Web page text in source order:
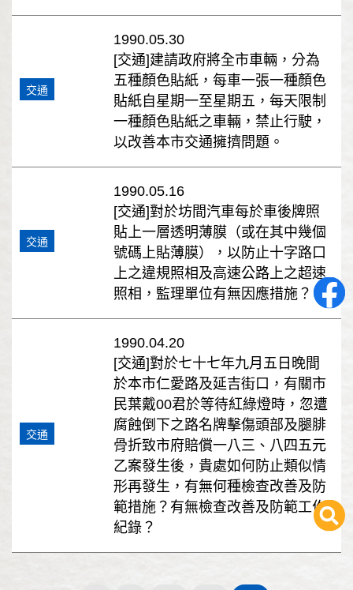
交通
1990.05.30
[交通]建請政府將全市車輛，分為
五種顏色貼紙，每車一張一種顏色
貼紙自星期一至星期五，每天限制
一種顏色貼紙之車輛，禁止行駛，
以改善本市交通擁擠問題。
交通
1990.05.16
[交通]對於坊間汽車每於車後牌照
貼上一層透明薄膜（或在其中幾個
號碼上貼薄膜），以防止十字路口
上之違規照相及高速公路上之超速
照相，監理單位有無因應措施？
交通
1990.04.20
[交通]對於七十七年九月五日晚間
於本市仁愛路及延吉街口，有關市
民葉戴00君於等待紅綠燈時，忽遭
腐蝕倒下之路名牌擊傷頭部及腿腓
骨折致市府賠償一八三、八四五元
乙案發生後，貴處如何防止類似情
形再發生，有無何種檢查改善及防
範措施？有無檢查改善及防範工作
紀錄？